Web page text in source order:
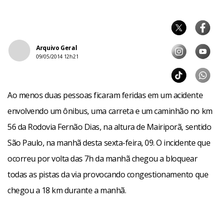
Arquivo Geral
09/05/2014 12h21
Ao menos duas pessoas ficaram feridas em um acidente
envolvendo um ônibus, uma carreta e um caminhão no km
56 da Rodovia Fernão Dias, na altura de Mairiporã, sentido
São Paulo, na manhã desta sexta-feira, 09. O incidente que
ocorreu por volta das 7h da manhã chegou a bloquear
todas as pistas da via provocando congestionamento que
chegou a 18 km durante a manhã.